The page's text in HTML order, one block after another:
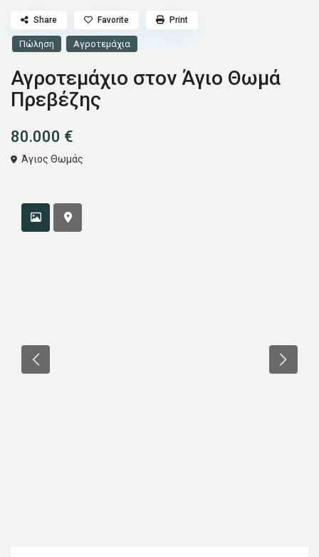
Πώληση Αγροτεμάχια
Αγροτεμάχιο στον Άγιο Θωμά
Πρεβέζης
80.000 €
Άγιος Θωμάς
Share Favorite Print